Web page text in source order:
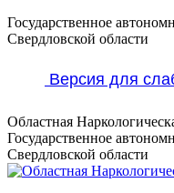
Перейти
к
Государственное
Свердловской области
Версия для
Областная
Государственное
Свердловской области